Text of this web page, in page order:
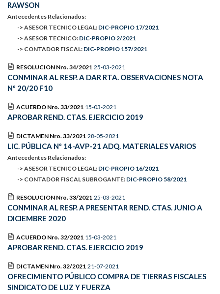
RAWSON
Antecedentes Relacionados:
-> ASESOR TECNICO LEGAL: DIC-PROPIO 17/2021
-> ASESOR TECNICO: DIC-PROPIO 2/2021
-> CONTADOR FISCAL: DIC-PROPIO 157/2021
RESOLUCION Nro. 34/2021 25-03-2021
CONMINAR AL RESP. A DAR RTA. OBSERVACIONES NOTA
Nº 20/20 F10
ACUERDO Nro. 33/2021 15-03-2021
APROBAR REND. CTAS. EJERCICIO 2019
DICTAMEN Nro. 33/2021 28-05-2021
LIC. PÚBLICA Nº 14-AVP-21 ADQ. MATERIALES VARIOS
Antecedentes Relacionados:
-> ASESOR TECNICO LEGAL: DIC-PROPIO 16/2021
-> CONTADOR FISCAL SUBROGANTE: DIC-PROPIO 58/2021
RESOLUCION Nro. 33/2021 25-03-2021
CONMINAR AL RESP. A PRESENTAR REND. CTAS. JUNIO A
DICIEMBRE 2020
ACUERDO Nro. 32/2021 15-03-2021
APROBAR REND. CTAS. EJERCICIO 2019
DICTAMEN Nro. 32/2021 21-07-2021
OFRECIMIENTO PÚBLICO COMPRA DE TIERRAS FISCALES
SINDICATO DE LUZ Y FUERZA